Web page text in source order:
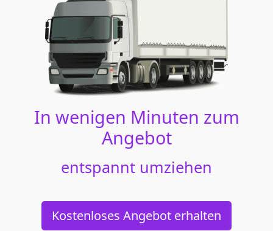
In wenigen Minuten zum
Angebot
entspannt umziehen
Kostenloses Angebot erhalten